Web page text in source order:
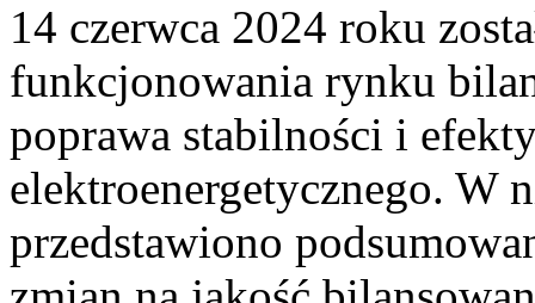
14 czerwca 2024 roku
funkcjonowania rynku
poprawa stabilności i
elektroenergetycznego. W
przedstawiono